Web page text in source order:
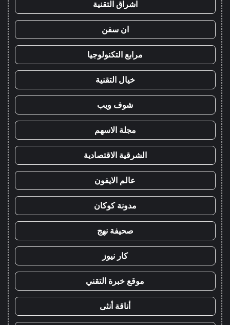
اشراق التقنية
ان سفن
مرابع التكنولوجيا
خيال التقنية
شوف ويب
مجلة الاسهم
الشرقية الاقتصادية
عالم الايفون
مدونة كوكان
صحيفة نهج
كار نيوز
موقع خبرة التقني
أناقة أنثى